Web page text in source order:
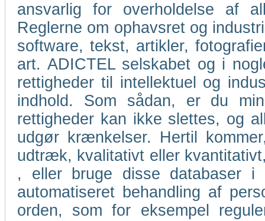
ansvarlig for overholdelse af
Reglerne om ophavsret og
software, tekst, artikler,
art. ADICTEL selskabet og i
rettigheder til intellektuel og
indhold. Som sådan, er du
rettigheder kan ikke slettes, og
udgør krænkelser. Hertil
udtræk, kvalitativt eller
, eller bruge disse databaser i
automatiseret behandling af
orden, som for eksempel